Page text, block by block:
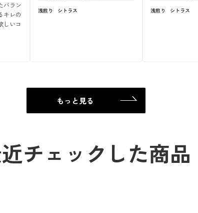
バラン
キレの
しいコ
浅煎り シトラス 浅煎り シトラス
もっと見る
チェックした商品